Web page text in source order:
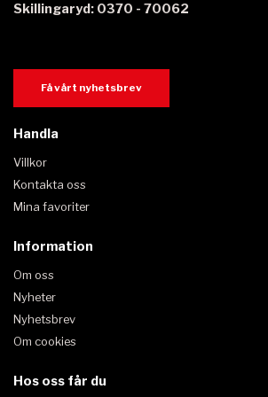
Skillingaryd: 0370 - 70062
Få vårt nyhetsbrev
Handla
Villkor
Kontakta oss
Mina favoriter
Information
Om oss
Nyheter
Nyhetsbrev
Om cookies
Hos oss får du